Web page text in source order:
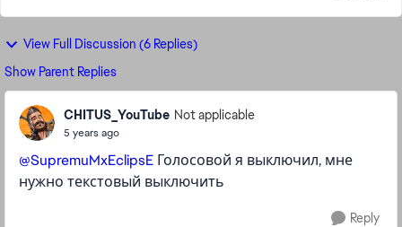
View Full Discussion (6 Replies)
Show Parent Replies
CHITUS_YouTube Not applicable
5 years ago
@SupremuMxEclipsE Голосовой я выключил, мне
нужно текстовый выключить
Reply